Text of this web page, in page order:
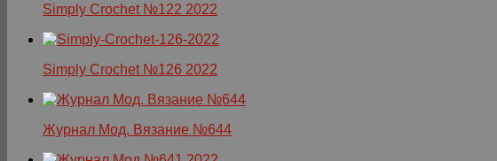
Simply Crochet №122 2022
Simply Crochet №126 2022
Журнал Мод. Вязание №644